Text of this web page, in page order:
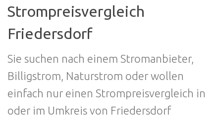
Strompreisvergleich
Friedersdorf
Sie suchen nach einem Stromanbieter,
Billigstrom, Naturstrom oder wollen
einfach nur einen Strompreisvergleich in
oder im Umkreis von Friedersdorf